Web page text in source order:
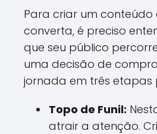
Para criar um conteúdo
converta, é preciso
que seu público
uma decisão de
jornada em três etapas
Topo de Funil:
atrair a atenção.